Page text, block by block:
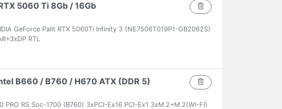
5060 Ti 8Gb / 16Gb
GeForce Palit RTX 5060Ti Infinity 3 (NE7506T019P1-GB2062S)
RTL
B660 / B760 / H670 ATX (DDR 5)
PRO RS Soc-1700 (B760) 3xPCI-Ex16 PCI-Ex1 3xM.2+M.2(WI-FI)